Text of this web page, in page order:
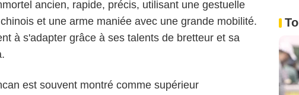
ancien, rapide, précis, utilisant une gestuelle
et une arme maniée avec une grande mobilité.
à s'adapter grâce à ses talents de bretteur et sa
est souvent montré comme supérieur